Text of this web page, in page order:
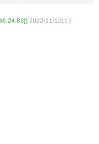
2022/11/12(土)